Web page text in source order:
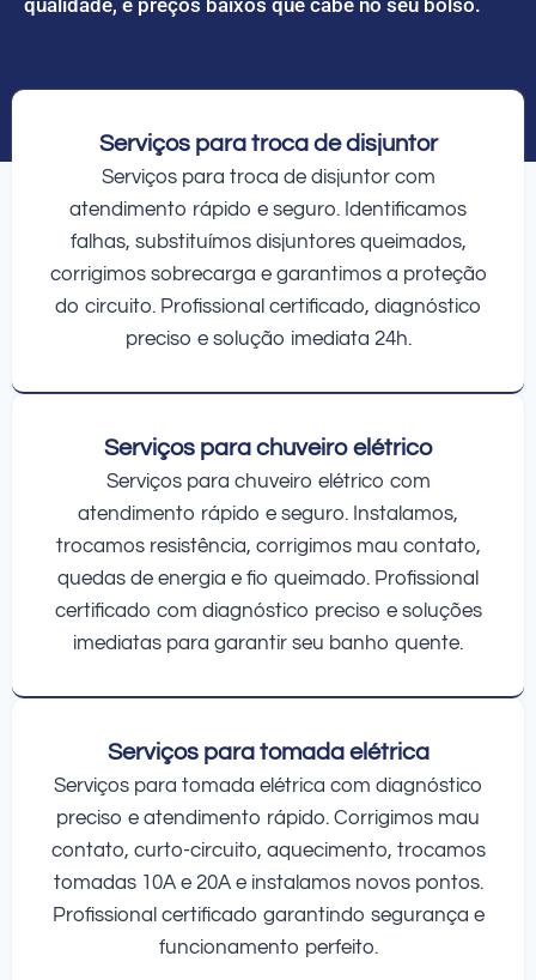
Serviços para troca de disjuntor
Serviços para troca de disjuntor com
atendimento rápido e seguro. Identificamos
falhas, substituímos disjuntores queimados,
corrigimos sobrecarga e garantimos a proteção
do circuito. Profissional certificado, diagnóstico
preciso e solução imediata 24h.
Serviços para chuveiro elétrico
Serviços para chuveiro elétrico com
atendimento rápido e seguro. Instalamos,
trocamos resistência, corrigimos mau contato,
quedas de energia e fio queimado. Profissional
certificado com diagnóstico preciso e soluções
imediatas para garantir seu banho quente.
Serviços para tomada elétrica
Serviços para tomada elétrica com diagnóstico
preciso e atendimento rápido. Corrigimos mau
contato, curto-circuito, aquecimento, trocamos
tomadas 10A e 20A e instalamos novos pontos.
Profissional certificado garantindo segurança e
funcionamento perfeito.